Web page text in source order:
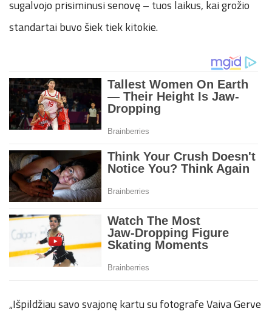
sugalvojo prisiminusi senovę – tuos laikus, kai grožio
standartai buvo šiek tiek kitokie.
„Išpildžiau savo svajonę kartu su fotografe Vaiva Gerve